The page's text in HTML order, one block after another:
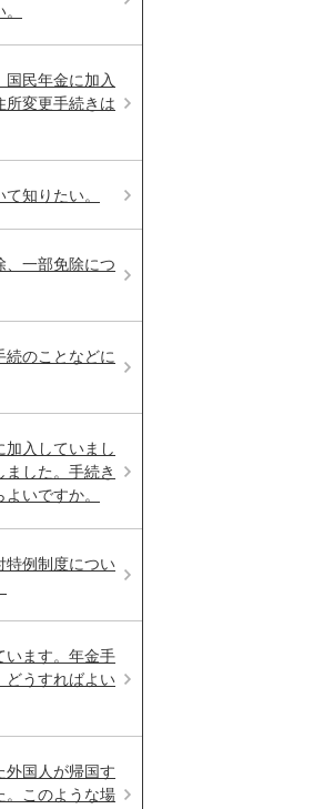
民年金に加入
所変更手続きは
知りたい。
、一部免除につ
続のことなどに
加入していまし
した。手続き
いですか。
特例制度につい
います。年金手
どうすればよい
外国人が帰国す
。このような場